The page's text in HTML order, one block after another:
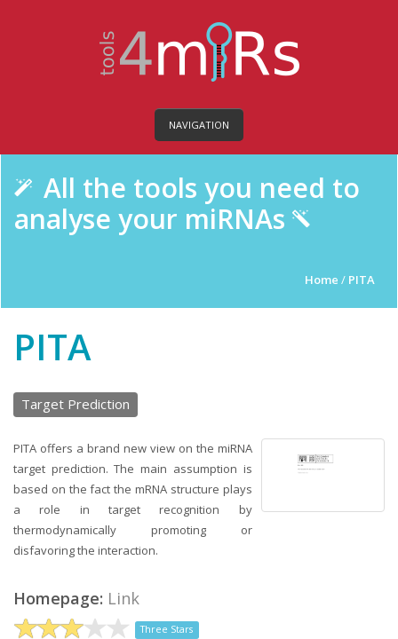
NAVIGATION
All the tools you need to
analyse your miRNAs
Home / PITA
PITA
Target Prediction
PITA offers a brand new view on the miRNA
target prediction. The main assumption is
based on the fact the mRNA structure plays
a role in target recognition by
thermodynamically promoting or
disfavoring the interaction.
Homepage: Link
Three Stars